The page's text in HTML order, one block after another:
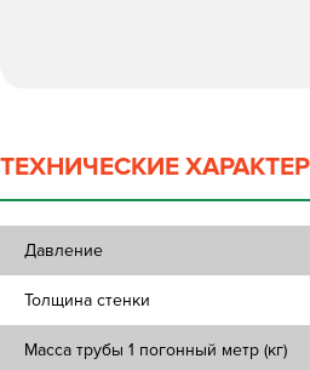
ТЕХНИЧЕСКИЕ
Давление
Толщина стенки
Масса трубы 1 погонный метр (кг)